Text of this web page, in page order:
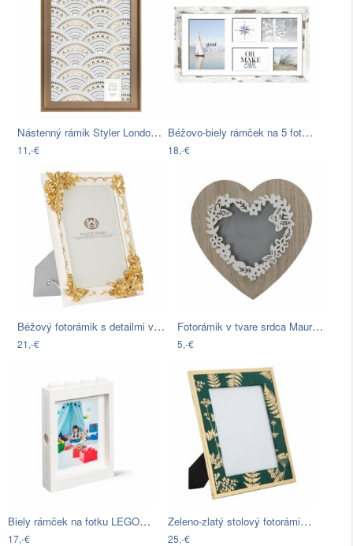
Nástenný rámik Styler London, 21 × 30 cm
11,-€
Béžovo-biely rámček na 5 fotografií…
18,-€
Béžový fotorámik s detailmi v zlatej…
21,-€
Fotorámik v tvare srdca Mauro Ferretti…
5,-€
Biely rámček na fotku LEGO®, 19,3 x 4,7…
17,-€
Zeleno-zlatý stolový fotorámik Mauro…
25,-€